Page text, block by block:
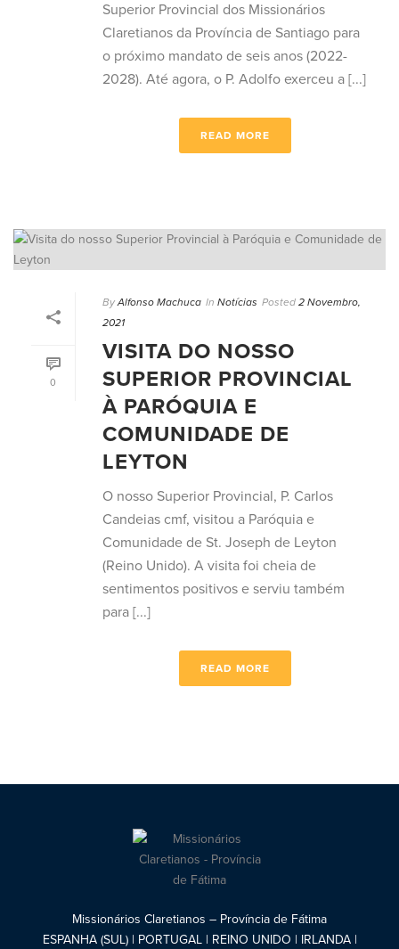
Superior Provincial dos Missionários
Claretianos da Província de Santiago para
o próximo mandato de seis anos (2022-
2028). Até agora, o P. Adolfo exerceu a [...]
READ MORE
0
By Alfonso Machuca In Notícias Posted 2 Novembro,
2021
VISITA DO NOSSO
SUPERIOR PROVINCIAL
À PARÓQUIA E
COMUNIDADE DE
LEYTON
O nosso Superior Provincial, P. Carlos
Candeias cmf, visitou a Paróquia e
Comunidade de St. Joseph de Leyton
(Reino Unido). A visita foi cheia de
sentimentos positivos e serviu também
para [...]
READ MORE
Missionários Claretianos – Província de Fátima
ESPANHA (SUL) | PORTUGAL | REINO UNIDO | IRLANDA |